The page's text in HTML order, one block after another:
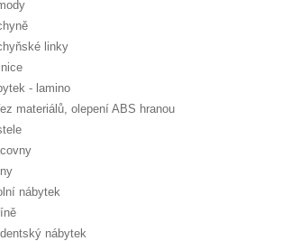
linky
- lamino
materiálů, olepení ABS hranou
nábytek
nábytek